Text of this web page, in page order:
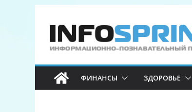
содержимому
ФИНАНСЫ ЗДОРОВЬЕ